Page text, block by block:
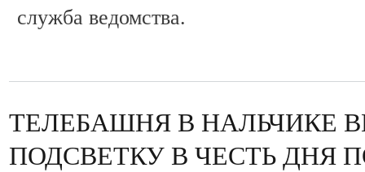
служба ведомства.
ТЕЛЕБАШНЯ В НАЛЬЧИКЕ
ПОДСВЕТКУ В ЧЕСТЬ ДНЯ